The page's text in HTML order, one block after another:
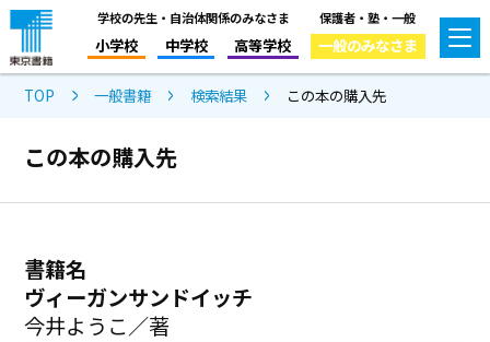
学校の先生・自治体関係のみなさま
小学校 中学校 高等学校
保護者・塾・一般
一般のみなさま
TOP 一般書籍 検索結果 この本の購入先
この本の購入先
書籍名
ヴィーガンサンドイッチ
今井ようこ／著